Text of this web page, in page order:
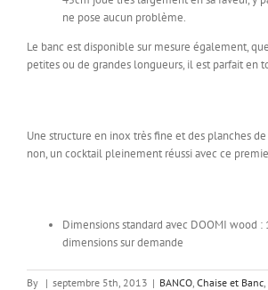
ne pose aucun problème.
Le banc est disponible sur mesure également,
petites ou de grandes longueurs, il est parfait en
Une structure en inox très fine et des planches
non, un cocktail pleinement réussi avec ce
Dimensions standard avec DOOMI wood
dimensions sur demande
By | septembre 5th, 2013 | BANCO, Chaise et Banc,